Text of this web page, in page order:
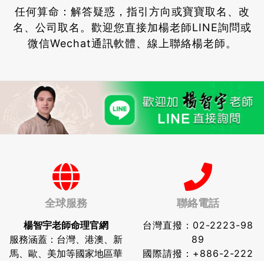
任何算命：解答疑惑，指引方向或寶寶取名、改
名、公司取名。 歡迎您直接加楊老師LINE詢問或
微信Wechat通訊軟體、線上聯絡楊老師。
全球服務
楊智宇老師命理官網
服務涵蓋：台灣、港澳、新
馬、歐、美加等國家地區華
聯絡電話
台灣直撥： 02-2223-98
89
國際請撥： +886-2-222